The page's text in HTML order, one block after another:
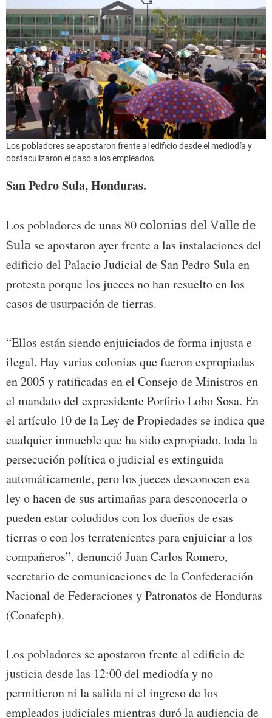
Los pobladores se apostaron frente al edificio desde el mediodía y
obstaculizaron el paso a los empleados.
San Pedro Sula, Honduras.
Los pobladores de unas 80colonias del Valle de
Sula se apostaron ayer frente a las instalaciones del
edificio del Palacio Judicial de San Pedro Sula en
protesta porque los jueces no han resuelto en los
casos de usurpación de tierras.
“Ellos están siendo enjuiciados de forma injusta e
ilegal. Hay varias colonias que fueron expropiadas
en 2005 y ratificadas en el Consejo de Ministros en
el mandato del expresidente Porfirio Lobo Sosa. En
el artículo 10 de la Ley de Propiedades se indica que
cualquier inmueble que ha sido expropiado, toda la
persecución política o judicial es extinguida
automáticamente, pero los jueces desconocen esa
ley o hacen de sus artimañas para desconocerla o
pueden estar coludidos con los dueños de esas
tierras o con los terratenientes para enjuiciar a los
compañeros”, denunció Juan Carlos Romero,
secretario de comunicaciones de la Confederación
Nacional de Federaciones y Patronatos de Honduras
(Conafeph).
Los pobladores se apostaron frente al edificio de
justicia desde las 12:00 del mediodía y no
permitieron ni la salida ni el ingreso de los
empleados judiciales mientras duró la audiencia de